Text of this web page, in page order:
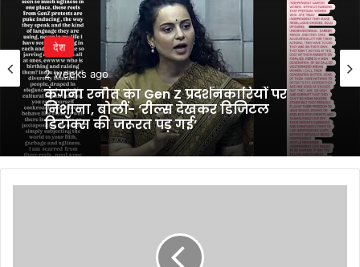
देश
2 weeks ago
कंगना रनौत का Gen Z प्रदर्शनकारियों पर
निशाना, बोलीं- ‘रील्स देखकर डिजिटल
डिटॉक्स की जरूरत पड़ गई’